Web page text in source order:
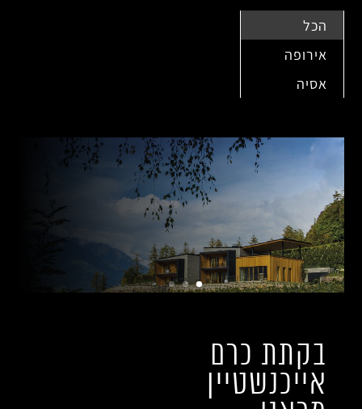
הכל
אירופה
אסיה
בקתת כרם
אייכנשטיין